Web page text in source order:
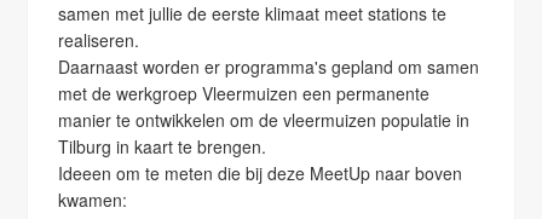
samen met jullie de eerste klimaat meet stations te
realiseren.
Daarnaast worden er programma's gepland om samen
met de werkgroep Vleermuizen een permanente
manier te ontwikkelen om de vleermuizen populatie in
Tilburg in kaart te brengen.
Ideeen om te meten die bij deze MeetUp naar boven
kwamen: